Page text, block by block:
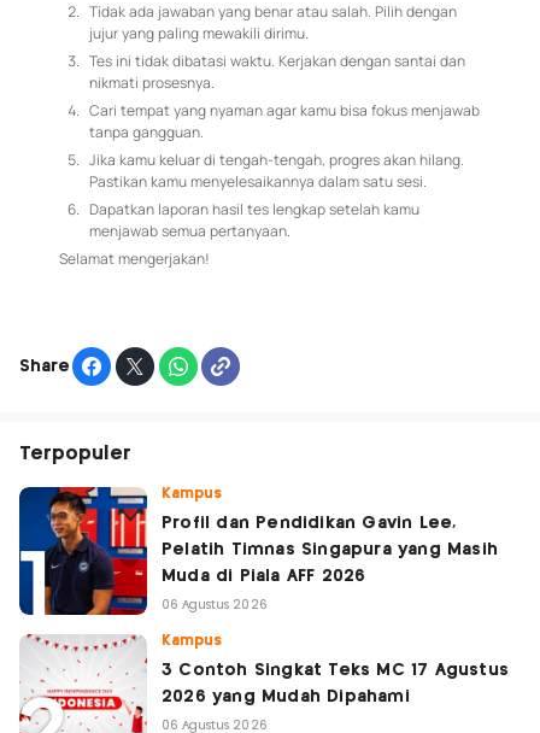
Share
Terpopuler
Kampus
Profil dan Pendidikan Gavin Lee,
Pelatih Timnas Singapura yang Masih
Muda di Piala AFF 2026
06 Agustus 2026
Kampus
3 Contoh Singkat Teks MC 17 Agustus
2026 yang Mudah Dipahami
06 Agustus 2026